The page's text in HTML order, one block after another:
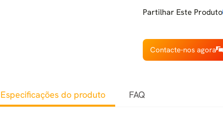
Partilhar Este Produto
Contacte-nos agora
Especificações do produto FAQ